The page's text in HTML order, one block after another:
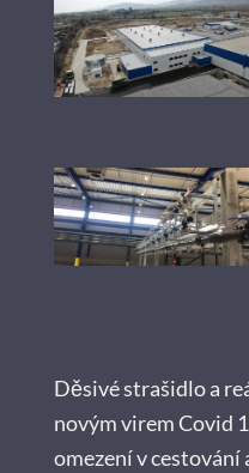
Děsivé strašidlo a
novým virem Covid
omezení v